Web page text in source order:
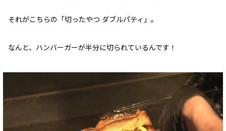
それがこちらの「切ったやつ ダブルパティ」。
なんと、ハンバーガーが半分に切られているんです！